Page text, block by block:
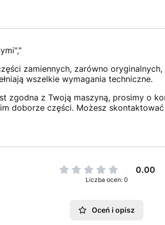
zamiennych, zarówno
wszelkie wymagania techniczne.
zgodna z Twoją maszyną, prosimy o
doborze części. Możesz
0.00
Liczba ocen: 0
Oceń i opisz